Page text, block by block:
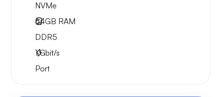
NVMe
64GB RAM
DDR5
1Gbit/s
Port